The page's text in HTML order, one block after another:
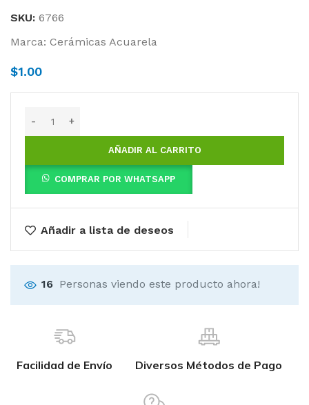
SKU: 6766
Marca: Cerámicas Acuarela
$1.00
AÑADIR AL CARRITO
COMPRAR POR WHATSAPP
Añadir a lista de deseos
16 Personas viendo este producto ahora!
Facilidad de Envío Diversos Métodos de Pago